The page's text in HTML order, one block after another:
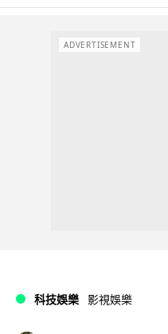
ADVERTISEMENT
科技娛樂 影視娛樂